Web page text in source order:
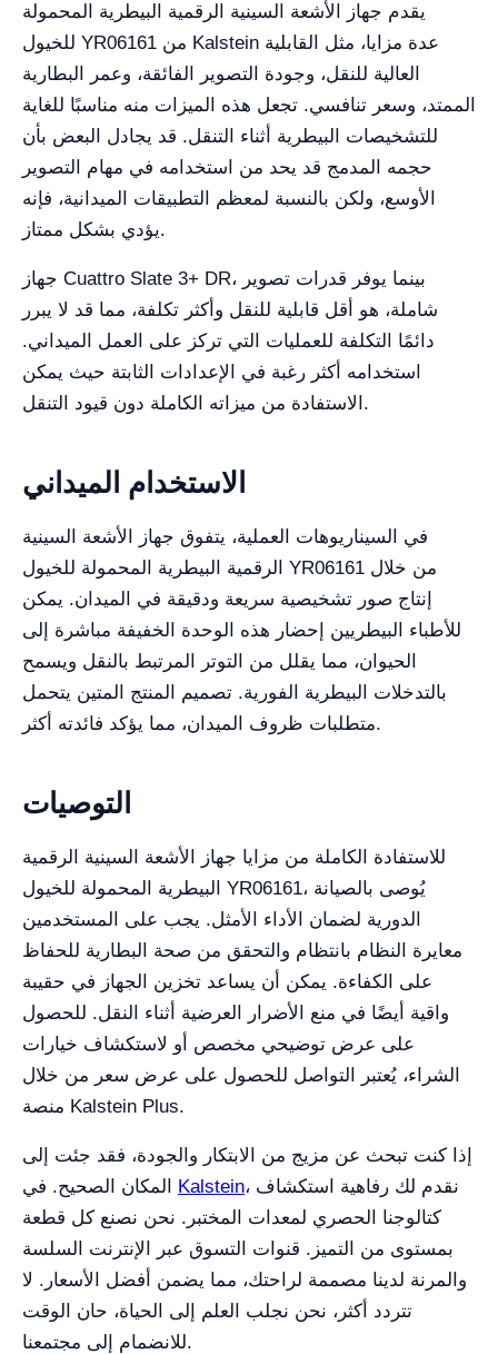
يقدم جهاز الأشعة السينية الرقمية البيطرية المحمولة
للخيول YR06161 من Kalstein عدة مزايا، مثل القابلية
العالية للنقل، وجودة التصوير الفائقة، وعمر البطارية
الممتد، وسعر تنافسي. تجعل هذه الميزات منه مناسبًا للغاية
للتشخيصات البيطرية أثناء التنقل. قد يجادل البعض بأن
حجمه المدمج قد يحد من استخدامه في مهام التصوير
الأوسع، ولكن بالنسبة لمعظم التطبيقات الميدانية، فإنه
يؤدي بشكل ممتاز.
جهاز Cuattro Slate 3+ DR، بينما يوفر قدرات تصوير
شاملة، هو أقل قابلية للنقل وأكثر تكلفة، مما قد لا يبرر
دائمًا التكلفة للعمليات التي تركز على العمل الميداني.
استخدامه أكثر رغبة في الإعدادات الثابتة حيث يمكن
الاستفادة من ميزاته الكاملة دون قيود التنقل.
الاستخدام الميداني
في السيناريوهات العملية، يتفوق جهاز الأشعة السينية
الرقمية البيطرية المحمولة للخيول YR06161 من خلال
إنتاج صور تشخيصية سريعة ودقيقة في الميدان. يمكن
للأطباء البيطريين إحضار هذه الوحدة الخفيفة مباشرة إلى
الحيوان، مما يقلل من التوتر المرتبط بالنقل ويسمح
بالتدخلات البيطرية الفورية. تصميم المنتج المتين يتحمل
متطلبات ظروف الميدان، مما يؤكد فائدته أكثر.
التوصيات
للاستفادة الكاملة من مزايا جهاز الأشعة السينية الرقمية
البيطرية المحمولة للخيول YR06161، يُوصى بالصيانة
الدورية لضمان الأداء الأمثل. يجب على المستخدمين
معايرة النظام بانتظام والتحقق من صحة البطارية للحفاظ
على الكفاءة. يمكن أن يساعد تخزين الجهاز في حقيبة
واقية أيضًا في منع الأضرار العرضية أثناء النقل. للحصول
على عرض توضيحي مخصص أو لاستكشاف خيارات
الشراء، يُعتبر التواصل للحصول على عرض سعر من خلال
منصة Kalstein Plus.
إذا كنت تبحث عن مزيج من الابتكار والجودة، فقد جئت إلى
Kalstein، نقدم لك رفاهية استكشاف
كتالوجنا الحصري لمعدات المختبر. نحن نصنع كل قطعة
بمستوى من التميز. قنوات التسوق عبر الإنترنت السلسة
والمرنة لدينا مصممة لراحتك، مما يضمن أفضل الأسعار. لا
تتردد أكثر، نحن نجلب العلم إلى الحياة، حان الوقت
للانضمام إلى مجتمعنا.